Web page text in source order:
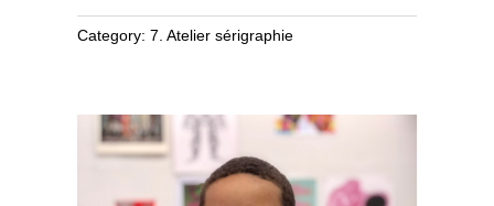
Category: 7. Atelier sérigraphie